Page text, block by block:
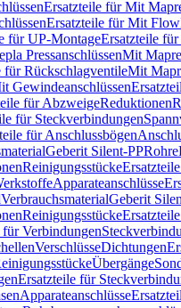
Ersatzteile für Mit
Ersatzteile für Mit
für UP-MontageErsatzteile
PressanschlüssenMit
für RückschlagventileMit
Gewindeanschlüssen
für AbzweigeReduktionen
für Steckverbindungen
für Anschlussbögen
Geberit Silent-PPRohre
Reinigungsstücke
Apparateanschlüsse
VerbrauchsmaterialGeberit
Reinigungsstücke
für Verbindungen
VerschlüsseDichtungen
Übergänge
Ersatzteile für
Apparateanschlüsse